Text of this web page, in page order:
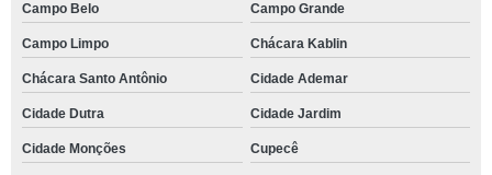
Campo Belo Campo Grande
Campo Limpo Chácara Kablin
Chácara Santo Antônio Cidade Ademar
Cidade Dutra Cidade Jardim
Cidade Monções Cupecê